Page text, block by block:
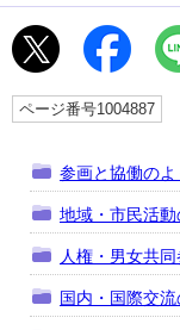
ページ番号1004887
参画と協働のよ
地域・市民活
人権・男女共
国内・国際交